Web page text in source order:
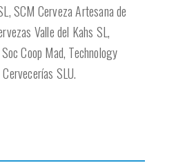
SCM Cerveza Artesana de
Valle del Kahs SL,
Coop Mad, Technology
SLU.